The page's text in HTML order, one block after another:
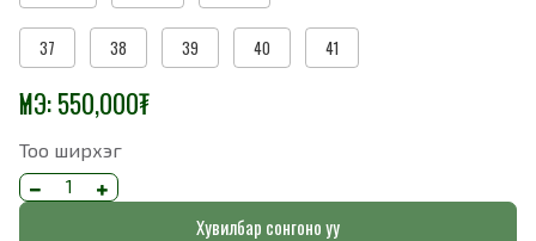
37 38 39 40 41
ҮНЭ:550,000₮
Тоо ширхэг
Хувилбар сонгоно уу